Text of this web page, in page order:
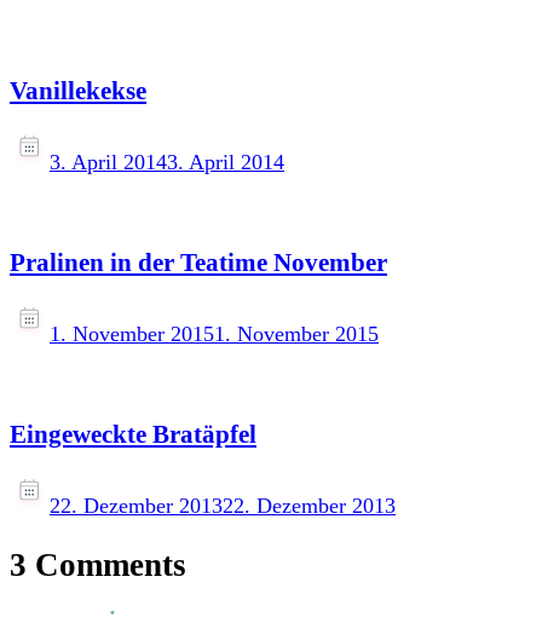
Vanillekekse
3. April 20143. April 2014
Pralinen in der Teatime November
1. November 20151. November 2015
Eingeweckte Bratäpfel
22. Dezember 201322. Dezember 2013
3 Comments